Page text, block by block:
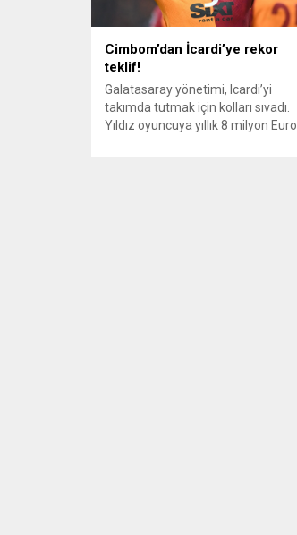
İddialara göre takımdan ayrılmak
istediğini...
Cimbom’dan İcardi’ye rekor
teklif!
Galatasaray yönetimi, Icardi’yi
takımda tutmak için kolları sıvadı.
Yıldız oyuncuya yıllık 8 milyon Euro